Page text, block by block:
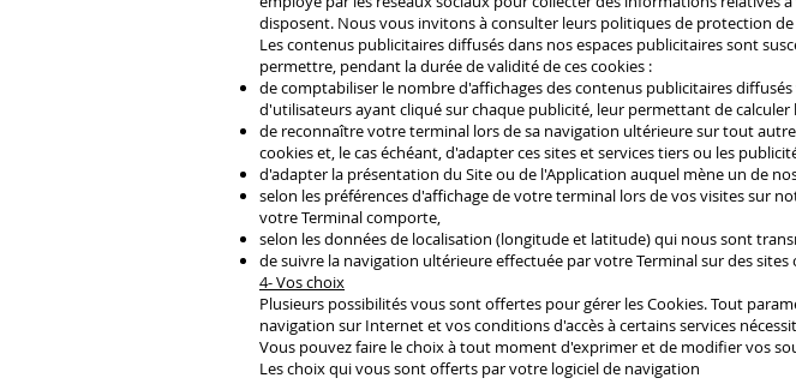
disposent. Nous vous invitons à consulter leurs politiques de protection de
Les contenus publicitaires diffusés dans nos espaces publicitaires sont
permettre, pendant la durée de validité de ces cookies :
de comptabiliser le nombre d'affichages des contenus publicitaires
d'utilisateurs ayant cliqué sur chaque publicité, leur permettant de
de reconnaître votre terminal lors de sa navigation ultérieure sur tout
cookies et, le cas échéant, d'adapter ces sites et services tiers ou les
d'adapter la présentation du Site ou de l'Application auquel mène un de
selon les préférences d'affichage de votre terminal lors de vos visites sur
votre Terminal comporte,
selon les données de localisation (longitude et latitude) qui nous sont
de suivre la navigation ultérieure effectuée par votre Terminal sur des
4- Vos choix
Plusieurs possibilités vous sont offertes pour gérer les Cookies. Tout
navigation sur Internet et vos conditions d'accès à certains services
Vous pouvez faire le choix à tout moment d'exprimer et de modifier vos
Les choix qui vous sont offerts par votre logiciel de navigation